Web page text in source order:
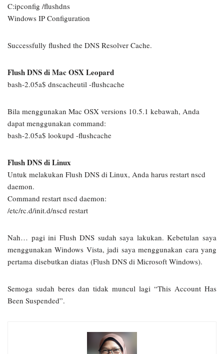
C:ipconfig /flushdns
Windows IP Configuration
Successfully flushed the DNS Resolver Cache.
Flush DNS di Mac OSX Leopard
bash-2.05a$ dnscacheutil -flushcache
Bila menggunakan Mac OSX versions 10.5.1 kebawah, Anda
dapat menggunakan command:
bash-2.05a$ lookupd -flushcache
Flush DNS di Linux
Untuk melakukan Flush DNS di Linux, Anda harus restart nscd
daemon.
Command restart nscd daemon:
/etc/rc.d/init.d/nscd restart
Nah… pagi ini Flush DNS sudah saya lakukan. Kebetulan saya
menggunakan Windows Vista, jadi saya menggunakan cara yang
pertama disebutkan diatas (Flush DNS di Microsoft Windows).
Semoga sudah beres dan tidak muncul lagi “This Account Has
Been Suspended”.